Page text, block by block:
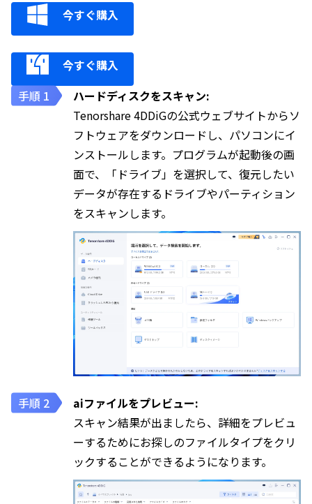
今すぐ購入
今すぐ購入
ハードディスクをスキャン:
Tenorshare 4DDiGの公式ウェブサイトからソ
フトウェアをダウンロードし、パソコンにイ
ンストールします。プログラムが起動後の画
面で、「ドライブ」を選択して、復元したい
データが存在するドライブやパーティション
をスキャンします。
aiファイルをプレビュー:
スキャン結果が出ましたら、詳細をプレビュ
ーするためにお探しのファイルタイプをクリ
ックすることができるようになります。